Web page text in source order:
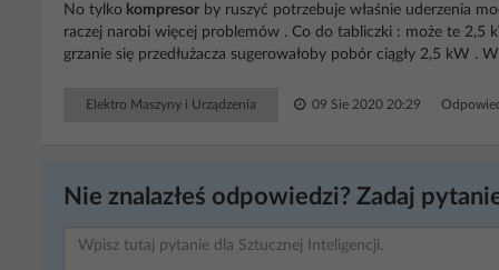
No tylko kompresor by ruszyć potrzebuje właśnie uderzenia
raczej narobi więcej problemów . Co do tabliczki : może te
grzanie się przedłużacza sugerowałoby pobór ciągły 2,5 kW .
Elektro Maszyny i Urządzenia 09 Sie 2020 20:29
Nie znalazłeś odpowiedzi? Zadaj